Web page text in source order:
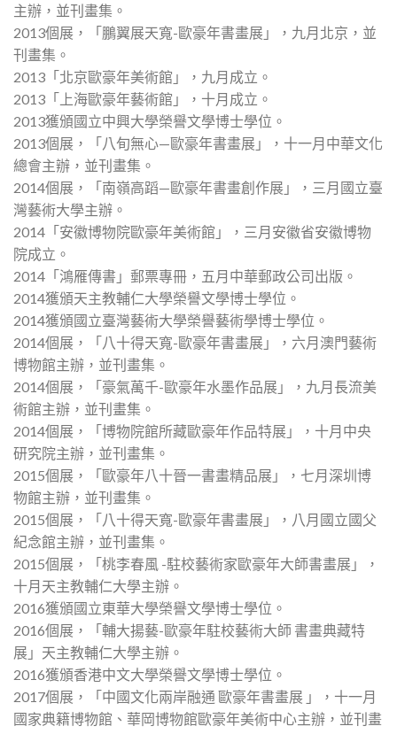
主辦，並刊畫集。
2013個展，「鵬翼展天寬-歐豪年書畫展」，九月北京，並
刊畫集。
2013「北京歐豪年美術館」，九月成立。
2013「上海歐豪年藝術館」，十月成立。
2013獲頒國立中興大學榮譽文學博士學位。
2013個展，「八旬無心—歐豪年書畫展」，十一月中華文化
總會主辦，並刊畫集。
2014個展，「南嶺高蹈—歐豪年書畫創作展」，三月國立臺
灣藝術大學主辦。
2014「安徽博物院歐豪年美術館」，三月安徽省安徽博物
院成立。
2014「鴻雁傳書」郵票專冊，五月中華郵政公司出版。
2014獲頒天主教輔仁大學榮譽文學博士學位。
2014獲頒國立臺灣藝術大學榮譽藝術學博士學位。
2014個展，「八十得天寬-歐豪年書畫展」，六月澳門藝術
博物館主辦，並刊畫集。
2014個展，「豪氣萬千-歐豪年水墨作品展」，九月長流美
術館主辦，並刊畫集。
2014個展，「博物院館所藏歐豪年作品特展」，十月中央
研究院主辦，並刊畫集。
2015個展，「歐豪年八十晉一書畫精品展」，七月深圳博
物館主辦，並刊畫集。
2015個展，「八十得天寬-歐豪年書畫展」，八月國立國父
紀念館主辦，並刊畫集。
2015個展，「桃李春風 -駐校藝術家歐豪年大師書畫展」，
十月天主教輔仁大學主辦。
2016獲頒國立東華大學榮譽文學博士學位。
2016個展，「輔大揚藝-歐豪年駐校藝術大師 書畫典藏特
展」天主教輔仁大學主辦。
2016獲頒香港中文大學榮譽文學博士學位。
2017個展，「中國文化兩岸融通 歐豪年書畫展 」，十一月
國家典籍博物館、華岡博物館歐豪年美術中心主辦，並刊畫